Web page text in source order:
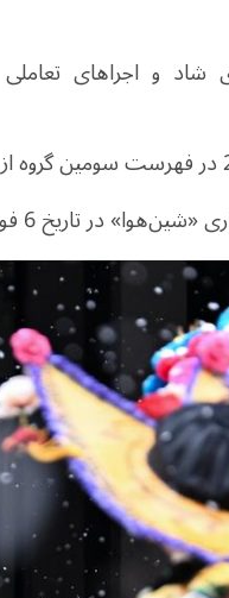
شاد و اجراهای تعاملی
در فهرست سومینگروه
«شینهوا»در تاریخ6